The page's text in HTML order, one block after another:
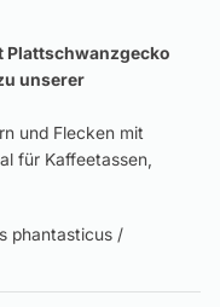
Plattschwanzgecko
unserer
und Flecken mit
für Kaffeetassen,
phantasticus /